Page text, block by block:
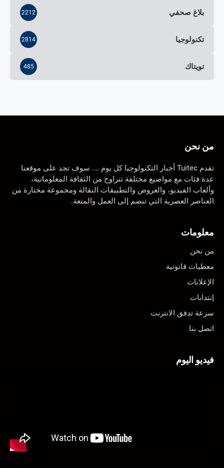
بلاغ صحفي 2212
تكنولوجيا 2814
تويتاك 485
من نحن
تقدم Tuitec أخبار التكنولوجيا كل يوم …. سوف تجد على موقعنا
عدة فئات مع مواضيع مختلفة تتراوح من الثقافة المعلوماتية،
وألعاب الفيديو، والعروض والتطبيقات النقالة ومجموعة مختارة من
العناصر العصرية التي تنضم إلى العمل والمتعة.
معلومات
من نحن
معطيات قانونية
الإعلانات
إنتدابات
سرعة تدفق الانترنت
اتصل بنا
فيديو اليوم